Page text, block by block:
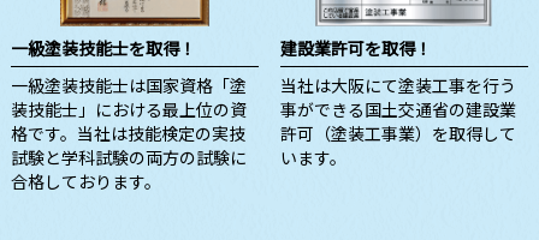
一級塗装技能士を取得！
一級塗装技能士は国家資格「塗
装技能士」における最上位の資
格です。当社は技能検定の実技
試験と学科試験の両方の試験に
合格しております。
建設業許可を取得！
当社は大阪にて塗装工事を行う
事ができる国土交通省の建設業
許可（塗装工事業）を取得して
います。